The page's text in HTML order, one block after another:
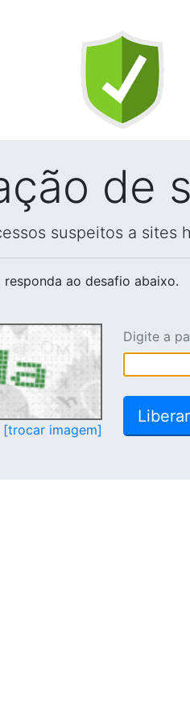
de
suspeitos a sites
responda ao desafio abaixo.
[trocar imagem]
Digite a